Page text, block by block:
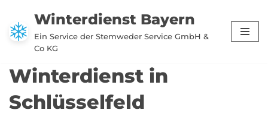
Zum
Inhalt
Winterdienst Bayern
Ein Service der Stemweder Service GmbH &
Co KG
Winterdienst in
Schlüsselfeld